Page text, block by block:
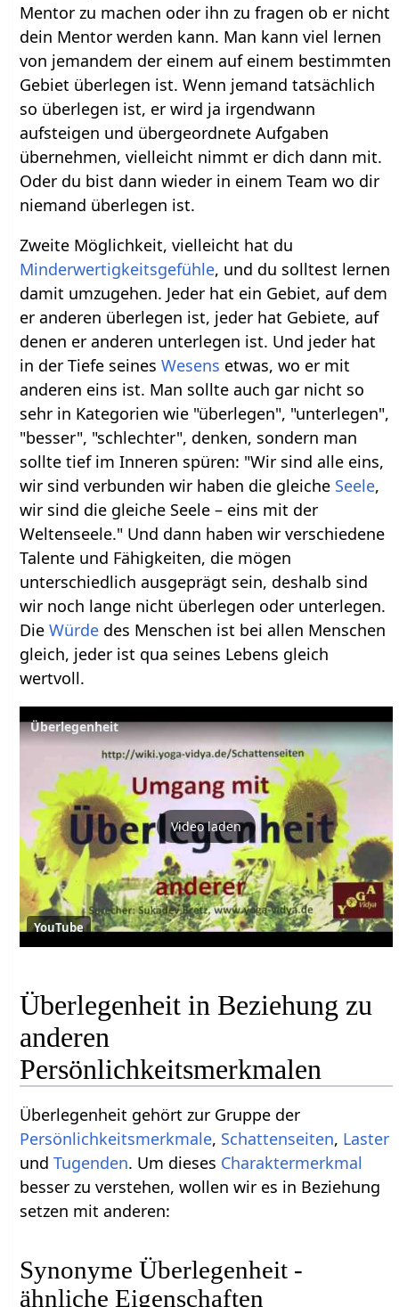
Mentor zu machen oder ihn zu fragen ob er nicht
dein Mentor werden kann. Man kann viel lernen
von jemandem der einem auf einem bestimmten
Gebiet überlegen ist. Wenn jemand tatsächlich
so überlegen ist, er wird ja irgendwann
aufsteigen und übergeordnete Aufgaben
übernehmen, vielleicht nimmt er dich dann mit.
Oder du bist dann wieder in einem Team wo dir
niemand überlegen ist.
Zweite Möglichkeit, vielleicht hat du
Minderwertigkeitsgefühle, und du solltest lernen
damit umzugehen. Jeder hat ein Gebiet, auf dem
er anderen überlegen ist, jeder hat Gebiete, auf
denen er anderen unterlegen ist. Und jeder hat
in der Tiefe seinesWesens etwas, wo er mit
anderen eins ist. Man sollte auch gar nicht so
sehr in Kategorien wie "überlegen", "unterlegen",
"besser", "schlechter", denken, sondern man
sollte tief im Inneren spüren: "Wir sind alle eins,
wir sind verbunden wir haben die gleiche Seele,
wir sind die gleiche Seele – eins mit der
Weltenseele." Und dann haben wir verschiedene
Talente und Fähigkeiten, die mögen
unterschiedlich ausgeprägt sein, deshalb sind
wir noch lange nicht überlegen oder unterlegen.
DieWürde des Menschen ist bei allen Menschen
gleich, jeder ist qua seines Lebens gleich
wertvoll.
Überlegenheit
Video laden
YouTube
Überlegenheit in Beziehung zu
anderen
Persönlichkeitsmerkmalen
Überlegenheit gehört zur Gruppe der
Persönlichkeitsmerkmale, Schattenseiten, Laster
undTugenden. Um dieses Charaktermerkmal
besser zu verstehen, wollen wir es in Beziehung
setzen mit anderen:
Synonyme Überlegenheit -
ähnliche Eigenschaften